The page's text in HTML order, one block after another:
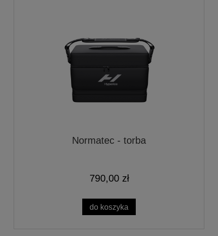
Normatec - torba
790,00 zł
do koszyka